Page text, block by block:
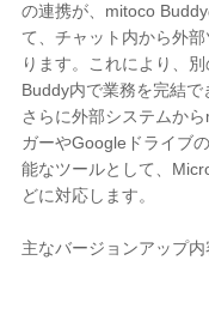
の連携が、mitoco
て、チャット内から外
ります。これにより、
Buddy内で業務を完結で
さらに外部システムか
ガーやGoogleドライブ
能なツールとして、
どに対応します。
主なバージョンアップ内